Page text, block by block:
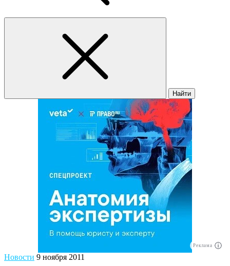
Найти
Реклама
Новости 9 ноября 2011